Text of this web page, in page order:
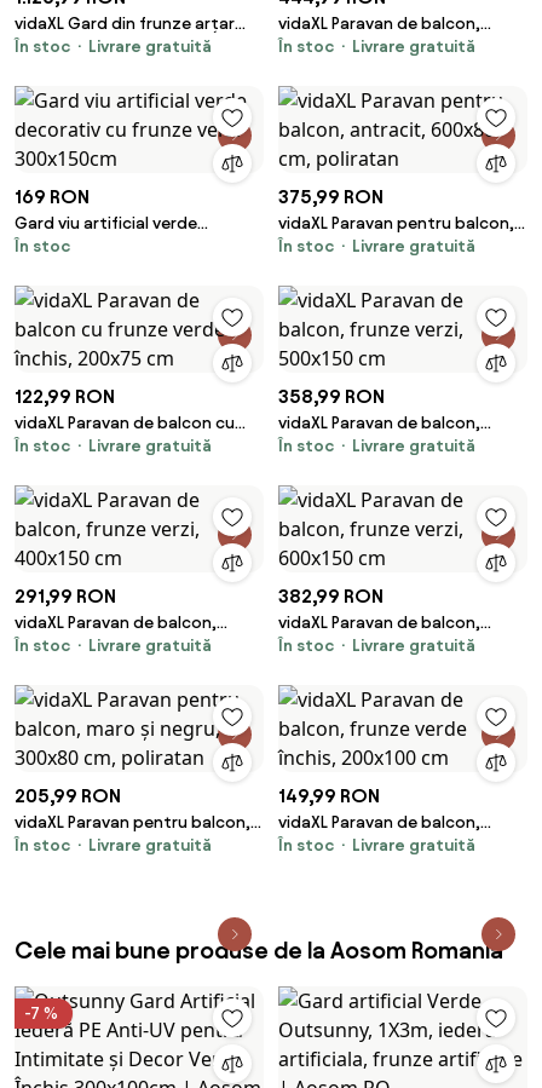
vidaXL Gard din frunze arțar
artificiale 24 buc roșu deschis
În stoc Livrare gratuită
vidaXL Paravan de balcon,
frunze verde închis, 600x150
În stoc Livrare gratuită
169 RON
Gard viu artificial verde
decorativ cu frunze verzi
În stoc
375,99 RON
vidaXL Paravan pentru balcon,
antracit, 600x80 cm, poliratan
În stoc Livrare gratuită
122,99 RON
vidaXL Paravan de balcon cu
frunze verde închis, 200x75 cm
În stoc Livrare gratuită
358,99 RON
vidaXL Paravan de balcon,
frunze verzi, 500x150 cm
În stoc Livrare gratuită
291,99 RON
vidaXL Paravan de balcon,
frunze verzi, 400x150 cm
În stoc Livrare gratuită
382,99 RON
vidaXL Paravan de balcon,
frunze verzi, 600x150 cm
În stoc Livrare gratuită
205,99 RON
vidaXL Paravan pentru balcon,
maro și negru, 300x80 cm,
În stoc Livrare gratuită
149,99 RON
vidaXL Paravan de balcon,
frunze verde închis, 200x100
În stoc Livrare gratuită
Cele mai bune produse de la Aosom Romania
-7 %